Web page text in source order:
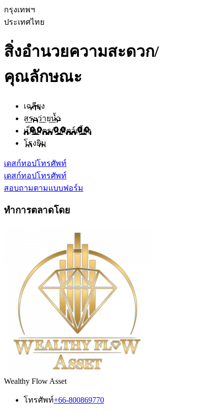
กรุงเทพฯ
ประเทศไทย
สิ่งอำนวยความสะดวก/
คุณลักษณะ
เฉลียง
สระว่ายน้ำ
เป็นมิตรกับสัตว์เลี้ยง
โรงยิม
เดสก์ทอปโทรศัพท์
เดสก์ทอปโทรศัพท์
สอบถามตามแบบฟอร์ม
ทำการตลาดโดย
Wealthy Flow Asset
โทรศัพท์+66-800869770